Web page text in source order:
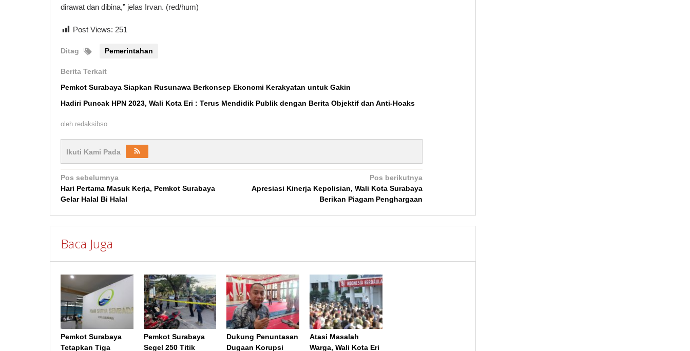
dirawat dan dibina,” jelas Irvan. (red/hum)
Post Views: 251
Ditag Pemerintahan
Berita Terkait
Pemkot Surabaya Siapkan Rusunawa Berkonsep Ekonomi Kerakyatan untuk Gakin
Hadiri Puncak HPN 2023, Wali Kota Eri : Terus Mendidik Publik dengan Berita Objektif dan Anti-Hoaks
oleh redaksibso
Ikuti Kami Pada
Navigasi
pos
Pos sebelumnya
Hari Pertama Masuk Kerja, Pemkot Surabaya
Gelar Halal Bi Halal
Pos berikutnya
Apresiasi Kinerja Kepolisian, Wali Kota Surabaya
Berikan Piagam Penghargaan
Baca Juga
Pemkot Surabaya
Tetapkan Tiga
Pemkot Surabaya
Segel 250 Titik
Dukung Penuntasan
Dugaan Korupsi
Atasi Masalah
Warga, Wali Kota Eri